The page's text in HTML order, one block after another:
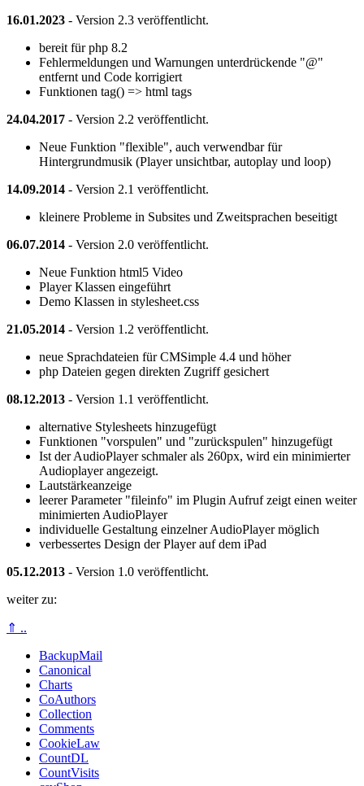
16.01.2023 - Version 2.3 veröffentlicht.
bereit für php 8.2
Fehlermeldungen und Warnungen unterdrückende "@"
entfernt und Code korrigiert
Funktionen tag() => html tags
24.04.2017 - Version 2.2 veröffentlicht.
Neue Funktion "flexible", auch verwendbar für
Hintergrundmusik (Player unsichtbar, autoplay und loop)
14.09.2014 - Version 2.1 veröffentlicht.
kleinere Probleme in Subsites und Zweitsprachen beseitigt
06.07.2014 - Version 2.0 veröffentlicht.
Neue Funktion html5 Video
Player Klassen eingeführt
Demo Klassen in stylesheet.css
21.05.2014 - Version 1.2 veröffentlicht.
neue Sprachdateien für CMSimple 4.4 und höher
php Dateien gegen direkten Zugriff gesichert
08.12.2013 - Version 1.1 veröffentlicht.
alternative Stylesheets hinzugefügt
Funktionen "vorspulen" und "zurückspulen" hinzugefügt
Ist der AudioPlayer schmaler als 260px, wird ein minimierter
Audioplayer angezeigt.
Lautstärkeanzeige
leerer Parameter "fileinfo" im Plugin Aufruf zeigt einen weiter
minimierten AudioPlayer
individuelle Gestaltung einzelner AudioPlayer möglich
verbessertes Design der Player auf dem iPad
05.12.2013 - Version 1.0 veröffentlicht.
weiter zu:
⇑ ..
BackupMail
Canonical
Charts
CoAuthors
Collection
Comments
CookieLaw
CountDL
CountVisits